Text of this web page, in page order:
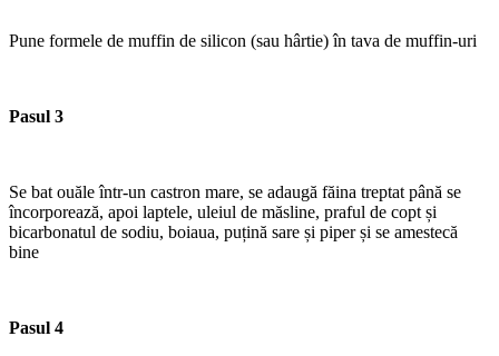
Pune formele de muffin de silicon (sau hârtie) în tava de muffin-uri
Pasul 3
Se bat ouăle într-un castron mare, se adaugă făina treptat până se
încorporează, apoi laptele, uleiul de măsline, praful de copt și
bicarbonatul de sodiu, boiaua, puțină sare și piper și se amestecă
bine
Pasul 4